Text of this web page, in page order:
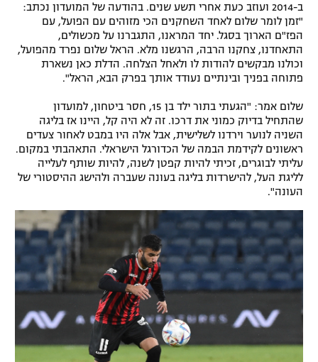
ב-2014 ועוזב כעת אחרי תשע שנים. בהודעה של המועדון נכתב:
"זמן לומר שלום לאחד השחקנים הכי מזוהים עם הפועל, עם
הפז"ם הארוך בסגל. יחד המראנו, התגברנו על מכשולים,
התאחדנו, צחקנו הרבה, הרגשנו מלא. הראל שלום נפרד מהפועל,
וכולנו מבקשים להודות לו ולאחל הצלחה. הדלת כאן נשארת
פתוחה בפניך ובינתיים נעודד אותך בפרק הבא, הראל".
שלום אמר: "הגעתי בתור ילד בן 15, חסר ביטחון, למועדון
שהתחיל בדיוק כמוני את דרכו. זה לא היה קל, היינו אז בליגה
השניה לנוער וירדנו לשלישית, אבל אלה היו במבט לאחור צעדים
ראשונים לקידמת הבמה של הכדורגל הישראלי. התאהבתי במקום.
עליתי לבוגרים, זכיתי להיות קפטן לשנה, להיות שותף לעלייה
לליגת העל, להישרדות בליגה בעונה שעברה ולהישג ההיסטורי של
העונה".